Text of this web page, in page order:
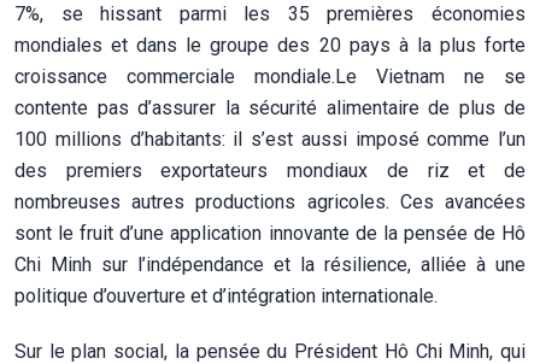
7%, se hissant parmi les 35 premières économies
mondiales et dans le groupe des 20 pays à la plus forte
croissance commerciale mondiale.Le Vietnam ne se
contente pas d’assurer la sécurité alimentaire de plus de
100 millions d’habitants: il s’est aussi imposé comme l’un
des premiers exportateurs mondiaux de riz et de
nombreuses autres productions agricoles. Ces avancées
sont le fruit d’une application innovante de la pensée de Hô
Chi Minh sur l’indépendance et la résilience, alliée à une
politique d’ouverture et d’intégration internationale.
Sur le plan social, la pensée du Président Hô Chi Minh, qui